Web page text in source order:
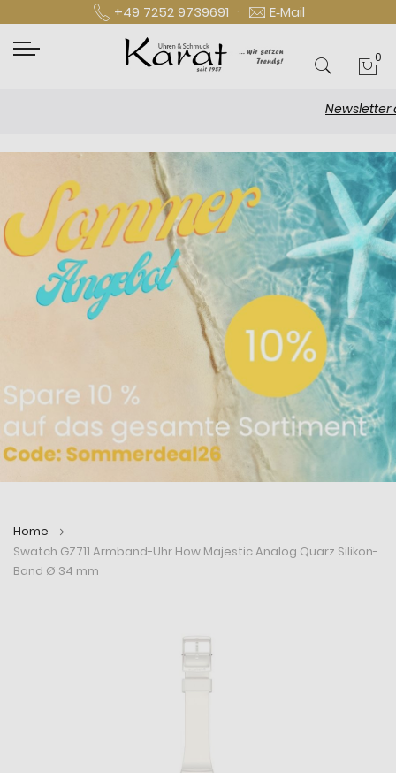
+49 7252 9739691 · E‑Mail
0
Newsletter
Home
Swatch GZ711 Armband-Uhr How Majestic Analog Quarz Silikon-
Band Ø 34 mm